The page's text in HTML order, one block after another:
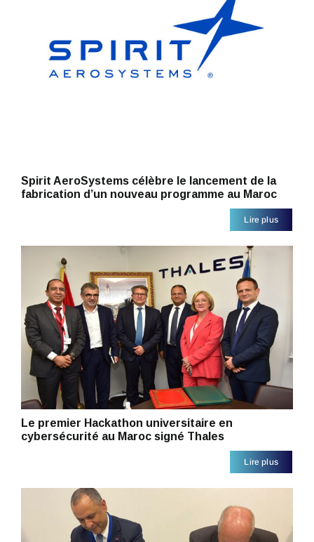
Spirit AeroSystems célèbre le lancement de la
fabrication d’un nouveau programme au Maroc
Lire plus
Le premier Hackathon universitaire en
cybersécurité au Maroc signé Thales
Lire plus